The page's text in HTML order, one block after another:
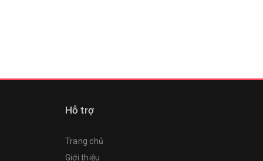
Hỗ trợ
Trang chủ
Giới thiệu